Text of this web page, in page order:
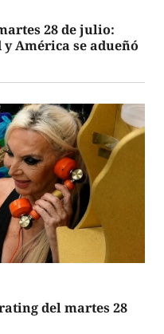
28 de julio:
América se adueñó
del martes 28